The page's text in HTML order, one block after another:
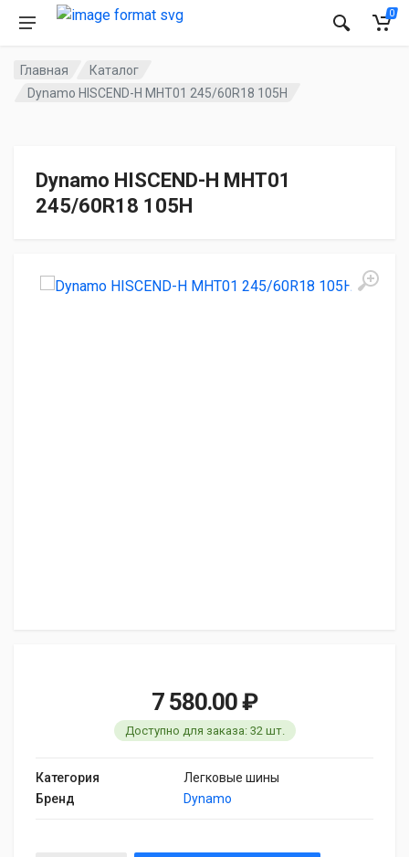
0
Главная
Каталог
Dynamo HISCEND-H MHT01 245/60R18 105H
Dynamo HISCEND-H MHT01
245/60R18 105H
7 580.00 ₽
Доступно для заказа: 32 шт.
Категория
Легковые шины
Бренд
Dynamo